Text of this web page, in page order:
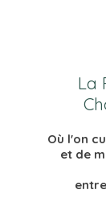
La
Où l'on
et de